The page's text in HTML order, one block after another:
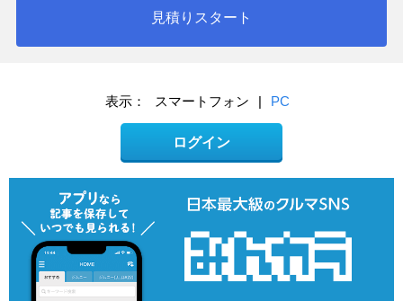
見積りスタート
表示： スマートフォン | PC
ログイン